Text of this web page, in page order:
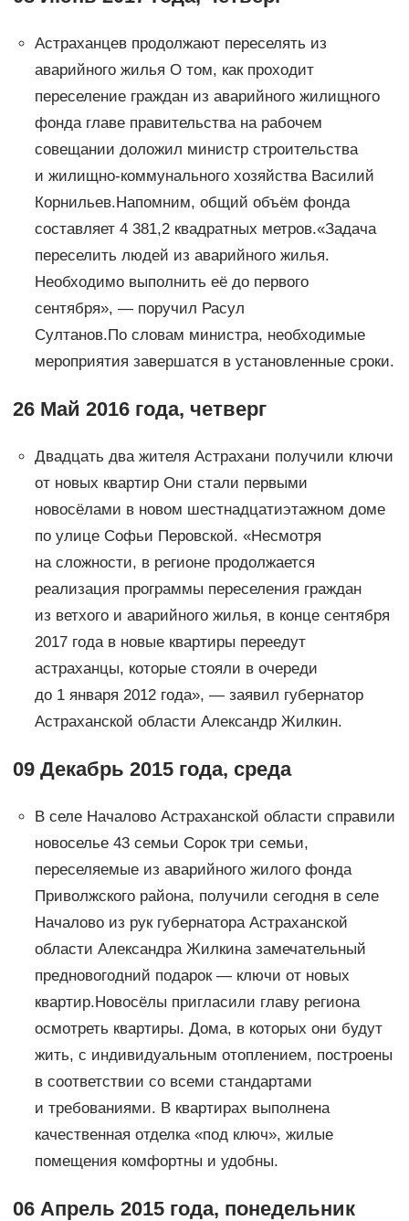
Астраханцев продолжают переселять из
аварийного жилья О том, как проходит
переселение граждан из аварийного жилищного
фонда главе правительства на рабочем
совещании доложил министр строительства
и жилищно-коммунального хозяйства Василий
Корнильев.Напомним, общий объём фонда
составляет 4 381,2 квадратных метров.«Задача
переселить людей из аварийного жилья.
Необходимо выполнить её до первого
сентября», — поручил Расул
Султанов.По словам министра, необходимые
мероприятия завершатся в установленные сроки.
26 Май 2016 года, четверг
Двадцать два жителя Астрахани получили ключи
от новых квартир Они стали первыми
новосёлами в новом шестнадцатиэтажном доме
по улице Софьи Перовской. «Несмотря
на сложности, в регионе продолжается
реализация программы переселения граждан
из ветхого и аварийного жилья, в конце сентября
2017 года в новые квартиры переедут
астраханцы, которые стояли в очереди
до 1 января 2012 года», — заявил губернатор
Астраханской области Александр Жилкин.
09 Декабрь 2015 года, среда
В селе Началово Астраханской области справили
новоселье 43 семьи Сорок три семьи,
переселяемые из аварийного жилого фонда
Приволжского района, получили сегодня в селе
Началово из рук губернатора Астраханской
области Александра Жилкина замечательный
предновогодний подарок — ключи от новых
квартир.Новосёлы пригласили главу региона
осмотреть квартиры. Дома, в которых они будут
жить, с индивидуальным отоплением, построены
в соответствии со всеми стандартами
и требованиями. В квартирах выполнена
качественная отделка «под ключ», жилые
помещения комфортны и удобны.
06 Апрель 2015 года, понедельник